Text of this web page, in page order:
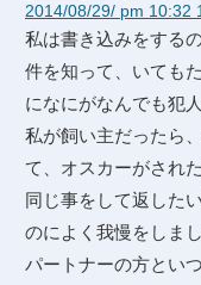
2014/08/29/ pm 10:32
私は書き込みをする
件を知って、いても
になにがなんでも犯
私が飼い主だったら
て、オスカーがされ
同じ事をして返した
のによく我慢をしまし
パートナーの方とい